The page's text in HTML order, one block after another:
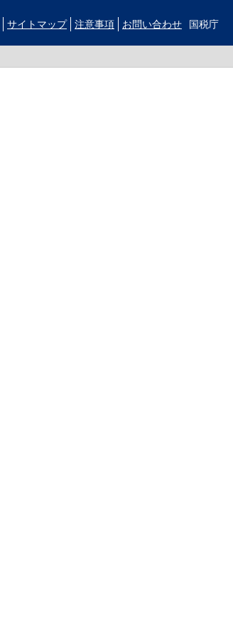
サイトマップ 注意事項 お問い合わせ 国税庁